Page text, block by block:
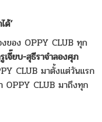
ด้’
ของ OPPY CLUB ทุก
เจี๊ยบ-สุธีราจำลองศุภ
CLUB มาตั้งแต่วันแรก
OPPY CLUB มาถึงทุก